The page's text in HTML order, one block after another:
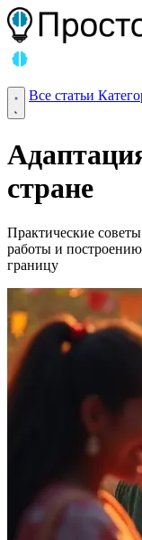
Все статьи
стране
Практические
работы и построению
границу